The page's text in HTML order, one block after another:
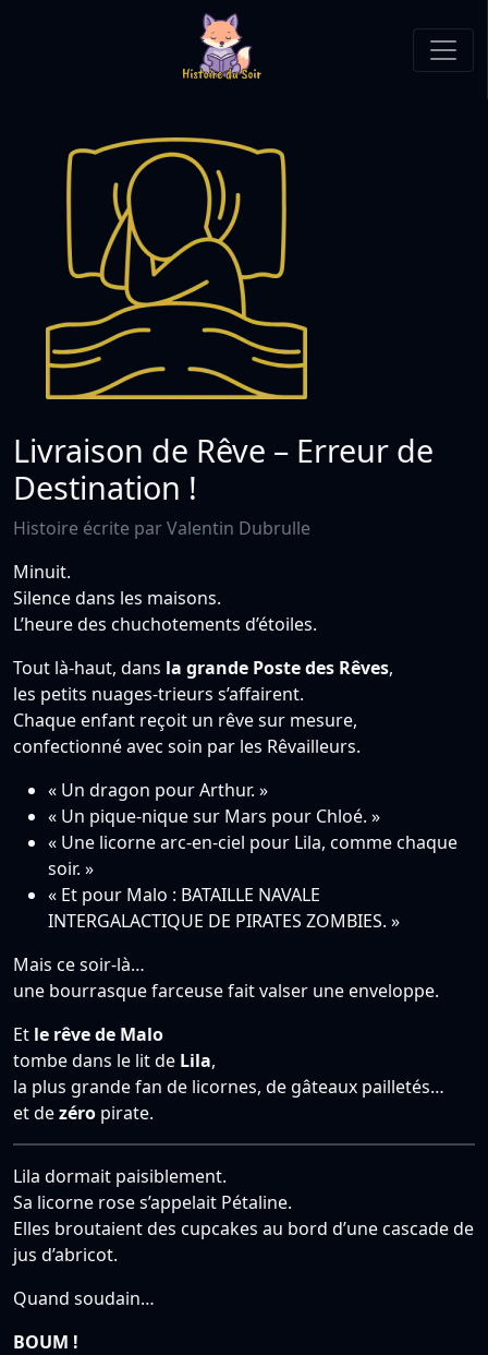
Livraison de Rêve – Erreur de
Destination !
Histoire écrite par Valentin Dubrulle
Minuit.
Silence dans les maisons.
L’heure des chuchotements d’étoiles.
Tout là-haut, dans la grande Poste des Rêves,
les petits nuages-trieurs s’affairent.
Chaque enfant reçoit un rêve sur mesure,
confectionné avec soin par les Rêvailleurs.
« Un dragon pour Arthur. »
« Un pique-nique sur Mars pour Chloé. »
« Une licorne arc-en-ciel pour Lila, comme chaque
soir. »
« Et pour Malo : BATAILLE NAVALE
INTERGALACTIQUE DE PIRATES ZOMBIES. »
Mais ce soir-là…
une bourrasque farceuse fait valser une enveloppe.
Et le rêve de Malo
tombe dans le lit de Lila,
la plus grande fan de licornes, de gâteaux pailletés…
et dezéro pirate.
Lila dormait paisiblement.
Sa licorne rose s’appelait Pétaline.
Elles broutaient des cupcakes au bord d’une cascade de
jus d’abricot.
Quand soudain…
BOUM !